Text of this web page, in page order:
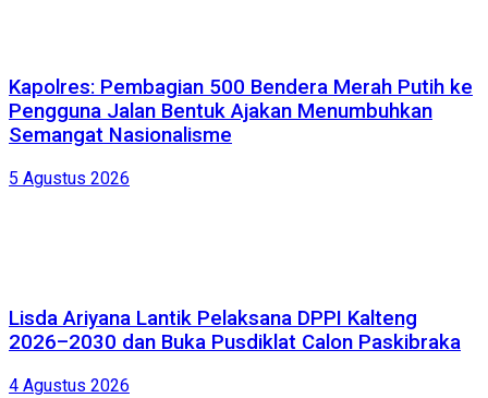
Kapolres: Pembagian 500 Bendera Merah Putih ke
Pengguna Jalan Bentuk Ajakan Menumbuhkan
Semangat Nasionalisme
5 Agustus 2026
Lisda Ariyana Lantik Pelaksana DPPI Kalteng
2026–2030 dan Buka Pusdiklat Calon Paskibraka
4 Agustus 2026